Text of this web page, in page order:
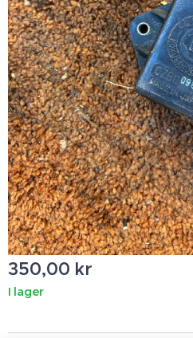
350,00 kr
I lager